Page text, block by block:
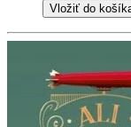
Vložiť do